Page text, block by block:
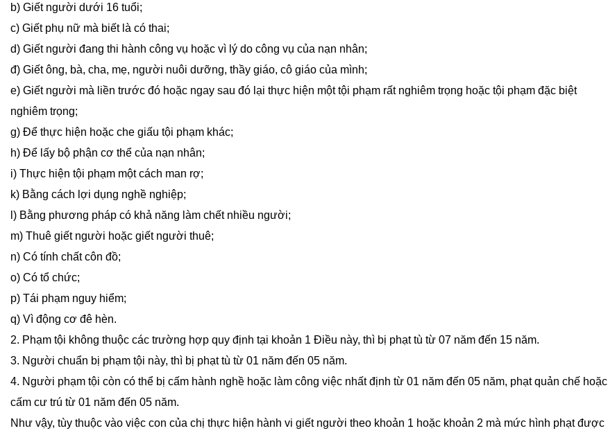
b) Giết người dưới 16 tuổi;
c) Giết phụ nữ mà biết là có thai;
d) Giết người đang thi hành công vụ hoặc vì lý do công vụ của nạn nhân;
đ) Giết ông, bà, cha, mẹ, người nuôi dưỡng, thầy giáo, cô giáo của mình;
e) Giết người mà liền trước đó hoặc ngay sau đó lại thực hiện một tội phạm rất nghiêm trọng hoặc tội phạm đặc biệt
nghiêm trọng;
g) Để thực hiện hoặc che giấu tội phạm khác;
h) Để lấy bộ phận cơ thể của nạn nhân;
i) Thực hiện tội phạm một cách man rợ;
k) Bằng cách lợi dụng nghề nghiệp;
l) Bằng phương pháp có khả năng làm chết nhiều người;
m) Thuê giết người hoặc giết người thuê;
n) Có tính chất côn đồ;
o) Có tổ chức;
p) Tái phạm nguy hiểm;
q) Vì động cơ đê hèn.
2. Phạm tội không thuộc các trường hợp quy định tại khoản 1 Điều này, thì bị phạt tù từ 07 năm đến 15 năm.
3. Người chuẩn bị phạm tội này, thì bị phạt tù từ 01 năm đến 05 năm.
4. Người phạm tội còn có thể bị cấm hành nghề hoặc làm công việc nhất định từ 01 năm đến 05 năm, phạt quản chế hoặc
cấm cư trú từ 01 năm đến 05 năm.
Như vậy, tùy thuộc vào việc con của chị thực hiện hành vi giết người theo khoản 1 hoặc khoản 2 mà mức hình phạt được